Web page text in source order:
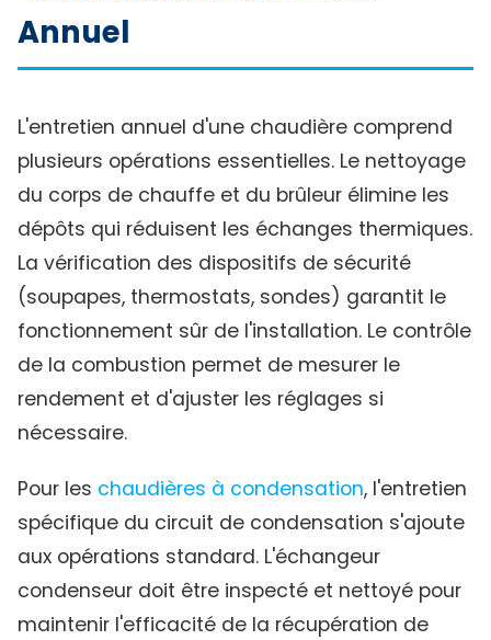
Annuel
L'entretien annuel d'une chaudière comprend
plusieurs opérations essentielles. Le nettoyage
du corps de chauffe et du brûleur élimine les
dépôts qui réduisent les échanges thermiques.
La vérification des dispositifs de sécurité
(soupapes, thermostats, sondes) garantit le
fonctionnement sûr de l'installation. Le contrôle
de la combustion permet de mesurer le
rendement et d'ajuster les réglages si
nécessaire.
Pour les chaudières à condensation, l'entretien
spécifique du circuit de condensation s'ajoute
aux opérations standard. L'échangeur
condenseur doit être inspecté et nettoyé pour
maintenir l'efficacité de la récupération de